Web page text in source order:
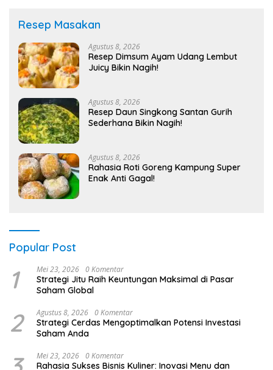
Resep Masakan
Agustus 8, 2026
Resep Dimsum Ayam Udang Lembut
Juicy Bikin Nagih!
Agustus 8, 2026
Resep Daun Singkong Santan Gurih
Sederhana Bikin Nagih!
Agustus 8, 2026
Rahasia Roti Goreng Kampung Super
Enak Anti Gagal!
Popular Post
1 Mei 23, 2026 0 Komentar
Strategi Jitu Raih Keuntungan Maksimal di Pasar
Saham Global
2 Agustus 8, 2026 0 Komentar
Strategi Cerdas Mengoptimalkan Potensi Investasi
Saham Anda
Mei 23, 2026 0 Komentar
Rahasia Sukses Bisnis Kuliner: Inovasi Menu dan